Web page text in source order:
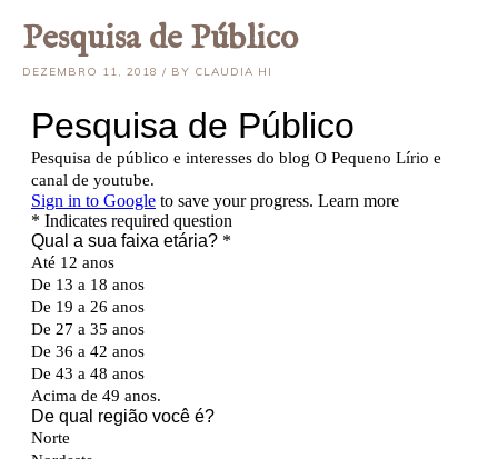
Pesquisa de Público
DEZEMBRO 11, 2018 / BY CLAUDIA HI